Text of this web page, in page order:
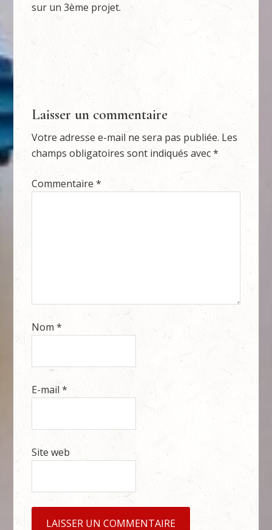
sur un 3ème projet.
Laisser un commentaire
Votre adresse e-mail ne sera pas publiée. Les
champs obligatoires sont indiqués avec*
Commentaire*
Nom*
E-mail*
Site web